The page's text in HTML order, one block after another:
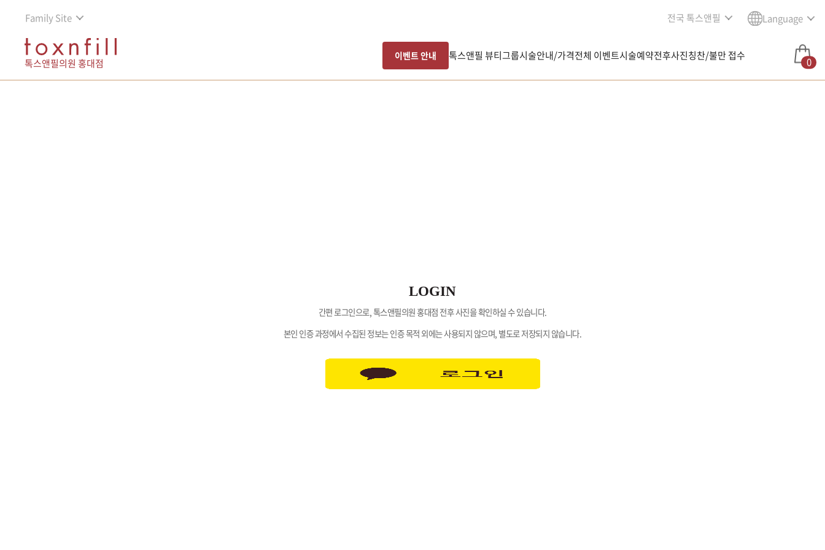
Family Site 전국 톡스앤필 Language
톡스앤필의원 홍대점
이벤트 안내 톡스앤필 뷰티그룹시술안내/가격전체 이벤트시술예약전후사진칭찬/불만 접수 0
LOGIN
간편 로그인으로, 톡스앤필의원 홍대점 전후 사진을 확인하실 수 있습니다.
본인 인증 과정에서 수집된 정보는 인증 목적 외에는 사용되지 않으며, 별도로 저장되지 않습니다.